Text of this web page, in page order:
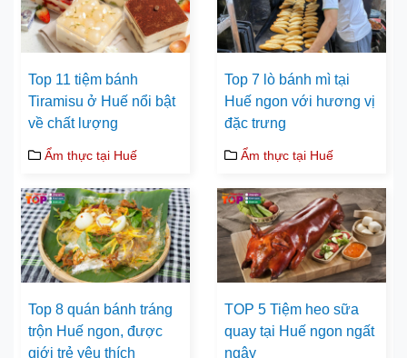
Top 11 tiệm bánh
Tiramisu ở Huế nổi bật
về chất lượng
Ẩm thực tại Huế
Top 7 lò bánh mì tại
Huế ngon với hương vị
đặc trưng
Ẩm thực tại Huế
Top 8 quán bánh tráng
trộn Huế ngon, được
giới trẻ yêu thích
TOP 5 Tiệm heo sữa
quay tại Huế ngon ngất
ngây